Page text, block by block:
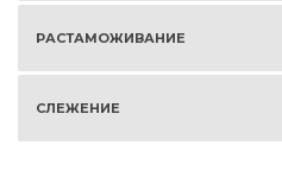
РАСТАМОЖИВАНИЕ
СЛЕЖЕНИЕ